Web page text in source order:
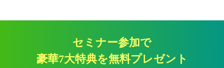
セミナー参加で
豪華7大特典を無料プレゼント